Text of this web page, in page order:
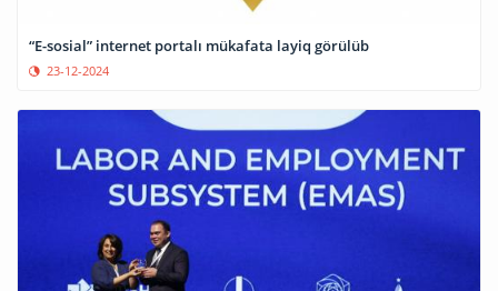
“E-sosial” internet portalı mükafata layiq görülüb
23-12-2024